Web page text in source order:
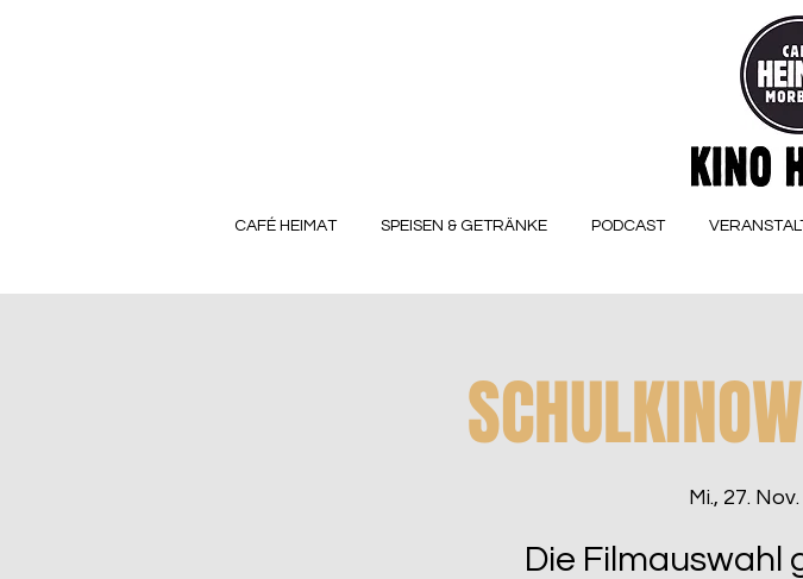
CAFÉ HEIMAT SPEISEN & GETRÄNKE PODCAST
Mi., 27. Nov.
Die Filmauswahl